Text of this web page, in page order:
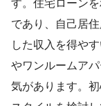
す。住宅ローン
であり、自己居
した収入を得や
やワンルームア
気があります。